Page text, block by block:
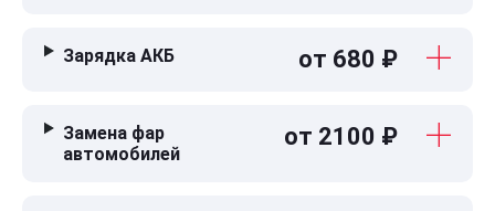
Зарядка АКБ от 680 ₽
Замена фар
автомобилей
от 2100 ₽